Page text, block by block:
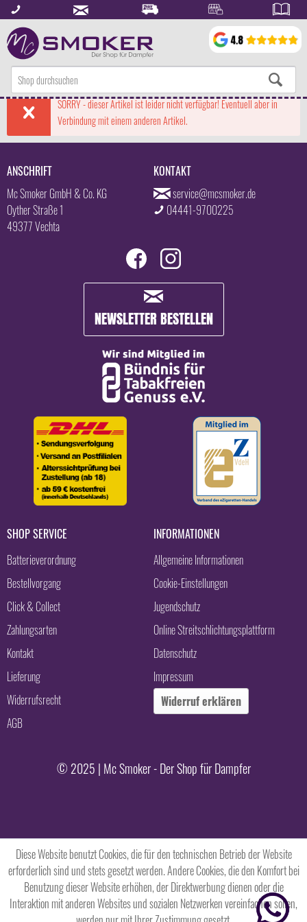
SORRY - dieser Artikel ist leider nicht verfügbar! Eventuell aber in
Verbindung mit einem anderen Artikel.
ANSCHRIFT
Mc Smoker GmbH & Co. KG
Oyther Straße 1
49377 Vechta
KONTAKT
service@mcsmoker.de
04441-9700225
NEWSLETTER BESTELLEN
SHOP SERVICE
Batterieverordnung
Bestellvorgang
Click & Collect
Zahlungsarten
Kontakt
Lieferung
Widerrufsrecht
AGB
INFORMATIONEN
Allgemeine Informationen
Cookie-Einstellungen
Jugendschutz
Online Streitschlichtungsplattform
Datenschutz
Impressum
Widerruf erklären
© 2025 | Mc Smoker - Der Shop für Dampfer
Diese Website benutzt Cookies, die für den technischen Betrieb der Website
erforderlich sind und stets gesetzt werden. Andere Cookies, die den Komfort bei
Benutzung dieser Website erhöhen, der Direktwerbung dienen oder die
Interaktion mit anderen Websites und sozialen Netzwerken vereinfachen sollen,